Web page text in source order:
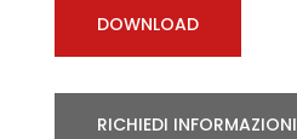
DOWNLOAD
RICHIEDI INFORMAZIONI